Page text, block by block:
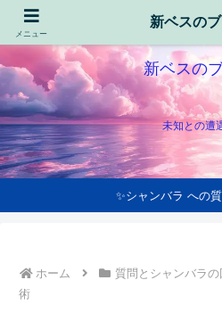
新ベスの
未知との
✨シャンバラ への
ホーム 質問とシャンバラの
術
メニュー
新ベスの